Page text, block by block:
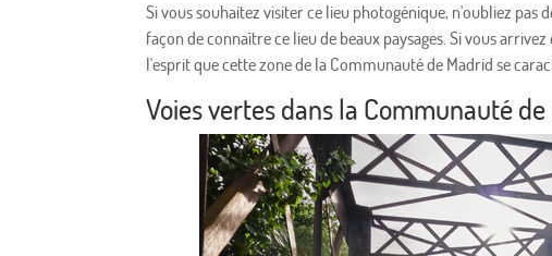
Si vous souhaitez visiter ce lieu photogénique, n'oubliez pas
façon de connaître ce lieu de beaux paysages. Si vous
l'esprit que cette zone de la Communauté de Madrid se
Voies vertes dans la Communauté